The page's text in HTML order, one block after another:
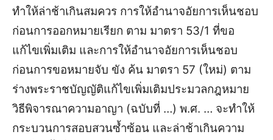
ทำให้ล่าช้าเกินสมควร การให้อำนาจอัยการเห็นชอบ
ก่อนการออกหมายเรียก ตาม มาตรา 53/1 ที่ขอ
แก้ไขเพิ่มเติม และการให้อำนาจอัยการเห็นชอบ
ก่อนการขอหมายจับ ขัง ค้น มาตรา 57 (ใหม่) ตาม
ร่างพระราชบัญญัติแก้ไขเพิ่มเติมประมวลกฎหมาย
วิธีพิจารณาความอาญา (ฉบับที่ …) พ.ศ. … จะทำให้
กระบวนการสอบสวนซ้ำซ้อน และล่าช้าเกินความ